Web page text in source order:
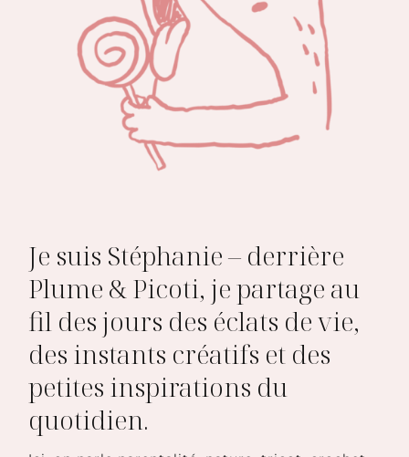
Je suis Stéphanie – derrière
Plume & Picoti, je partage au
fil des jours des éclats de vie,
des instants créatifs et des
petites inspirations du
quotidien.